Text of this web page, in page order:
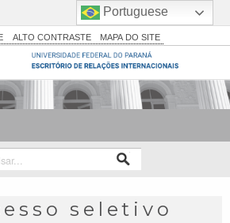
Simplifique!
Comunica BR
Participe
Acesso à informação
Canais
ALTO CONTRASTE MAPA DO SITE
seletivo
Portuguese